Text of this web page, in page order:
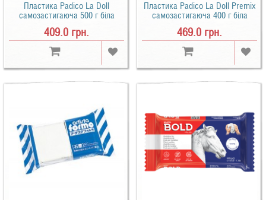
Пластика Padico La Doll
самозастигаюча 500 г біла
409.0 грн.
Пластика Padico La Doll Premix
самозастигаюча 400 г біла
469.0 грн.